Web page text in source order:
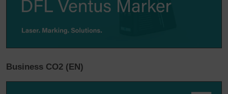
Business CO2 (EN)